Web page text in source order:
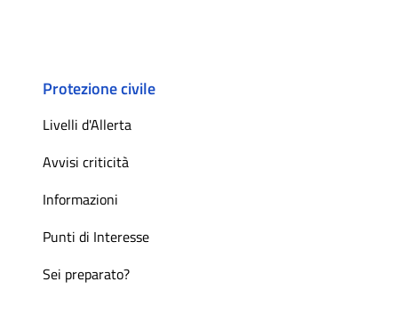
Protezione civile
Livelli d'Allerta
Avvisi criticità
Informazioni
Punti di Interesse
Sei preparato?